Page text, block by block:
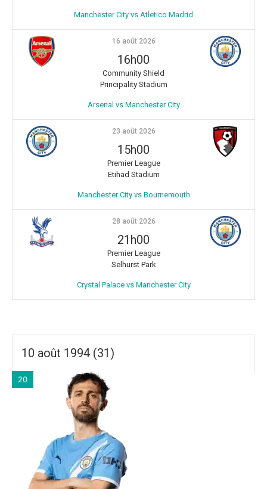
Manchester City vs Atletico Madrid
16 août 2026
16h00
Community Shield
Principality Stadium
Arsenal vs Manchester City
23 août 2026
15h00
Premier League
Etihad Stadium
Manchester City vs Bournemouth
28 août 2026
21h00
Premier League
Selhurst Park
Crystal Palace vs Manchester City
10 août 1994 (31)
20